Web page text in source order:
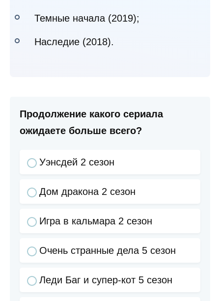
Темные начала (2019);
Наследие (2018).
Продолжение какого сериала
ожидаете больше всего?
Уэнсдей 2 сезон
Дом дракона 2 сезон
Игра в кальмара 2 сезон
Очень странные дела 5 сезон
Леди Баг и супер-кот 5 сезон